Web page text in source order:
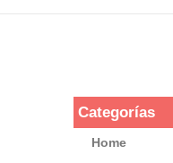
Categorías
Home